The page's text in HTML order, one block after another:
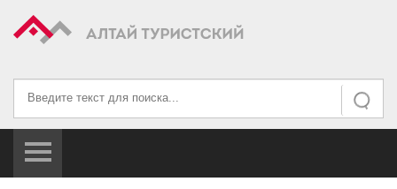
Искать
Искать...